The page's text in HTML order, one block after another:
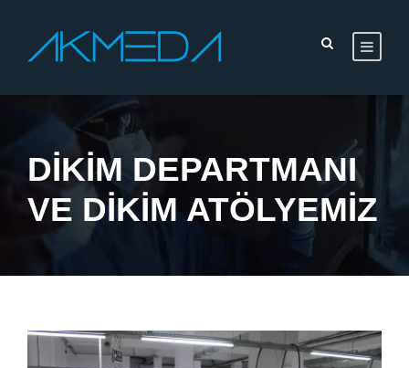
DIKIM DEPARTMANI
VE DIKIM ATÖLYEMIZ